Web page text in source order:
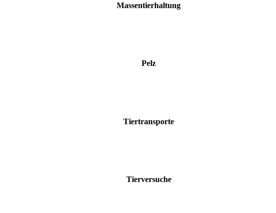
Massentierhaltung
Pelz
Tiertransporte
Tierversuche